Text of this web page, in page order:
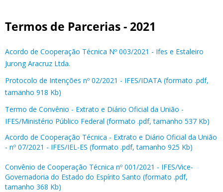
Termos de Parcerias - 2021
Acordo de Cooperação Técnica Nº 003/2021 - Ifes e Estaleiro
Jurong Aracruz Ltda.
Protocolo de Intenções nº 02/2021 - IFES/IDATA (formato .pdf,
tamanho 918 Kb)
Termo de Convênio - Extrato e Diário Oficial da União -
IFES/Ministério Público Federal (formato .pdf, tamanho 537 Kb)
Acordo de Cooperação Técnica - Extrato e Diário Oficial da União
- nº 07/2021 - IFES/IEL-ES (formato .pdf, tamanho 925 Kb)
Convênio de Cooperação Técnica nº 001/2021 - IFES/Vice-
Governadoria do Estado do Espírito Santo (formato .pdf,
tamanho 368 Kb)